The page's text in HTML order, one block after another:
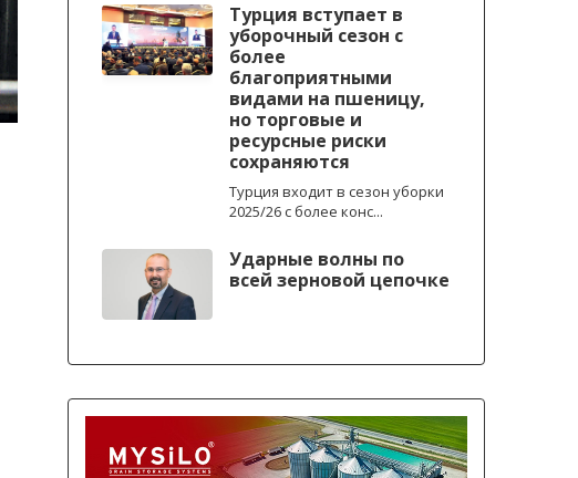
Турция вступает в
уборочный сезон с
более
благоприятными
видами на пшеницу,
но торговые и
ресурсные риски
сохраняются
Турция входит в сезон уборки
2025/26 с более конс...
Ударные волны по
всей зерновой цепочке